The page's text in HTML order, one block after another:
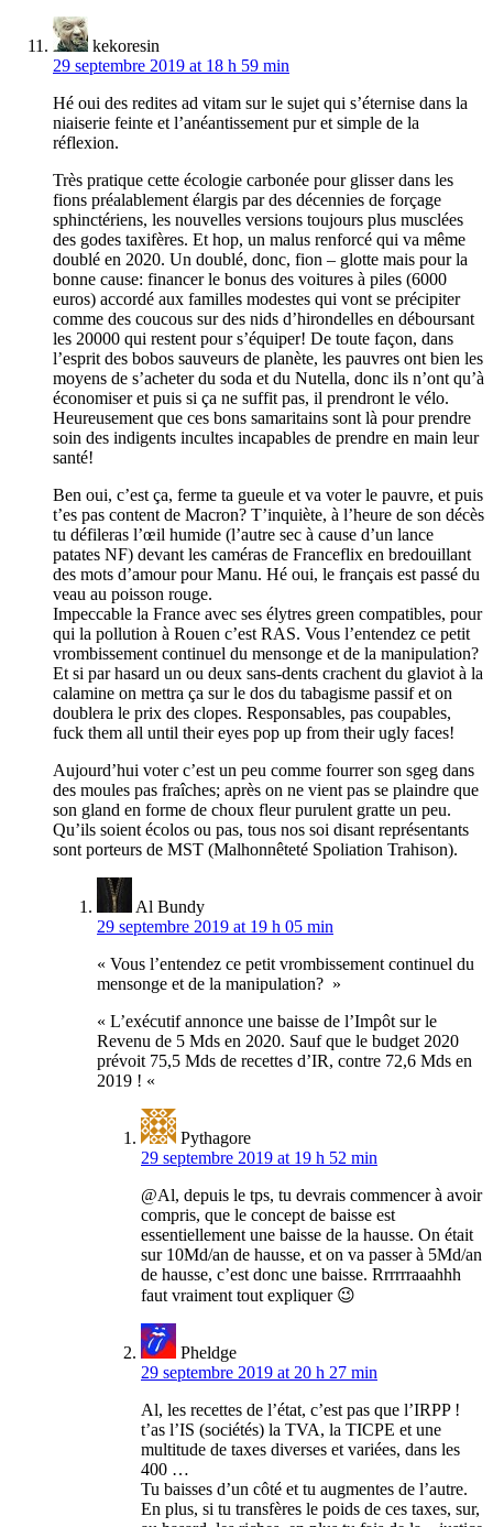
kekoresin
29 septembre 2019 at 18 h 59 min
Hé oui des redites ad vitam sur le sujet qui s’éternise dans la
niaiserie feinte et l’anéantissement pur et simple de la
réflexion.
Très pratique cette écologie carbonée pour glisser dans les
fions préalablement élargis par des décennies de forçage
sphinctériens, les nouvelles versions toujours plus musclées
des godes taxifères. Et hop, un malus renforcé qui va même
doublé en 2020. Un doublé, donc, fion – glotte mais pour la
bonne cause: financer le bonus des voitures à piles (6000
euros) accordé aux familles modestes qui vont se précipiter
comme des coucous sur des nids d’hirondelles en déboursant
les 20000 qui restent pour s’équiper! De toute façon, dans
l’esprit des bobos sauveurs de planète, les pauvres ont bien les
moyens de s’acheter du soda et du Nutella, donc ils n’ont qu’à
économiser et puis si ça ne suffit pas, il prendront le vélo.
Heureusement que ces bons samaritains sont là pour prendre
soin des indigents incultes incapables de prendre en main leur
santé!
Ben oui, c’est ça, ferme ta gueule et va voter le pauvre, et puis
t’es pas content de Macron? T’inquiète, à l’heure de son décès
tu défileras l’œil humide (l’autre sec à cause d’un lance
patates NF) devant les caméras de Franceflix en bredouillant
des mots d’amour pour Manu. Hé oui, le français est passé du
veau au poisson rouge.
Impeccable la France avec ses élytres green compatibles, pour
qui la pollution à Rouen c’est RAS. Vous l’entendez ce petit
vrombissement continuel du mensonge et de la manipulation?
Et si par hasard un ou deux sans-dents crachent du glaviot à la
calamine on mettra ça sur le dos du tabagisme passif et on
doublera le prix des clopes. Responsables, pas coupables,
fuck them all until their eyes pop up from their ugly faces!
Aujourd’hui voter c’est un peu comme fourrer son sgeg dans
des moules pas fraîches; après on ne vient pas se plaindre que
son gland en forme de choux fleur purulent gratte un peu.
Qu’ils soient écolos ou pas, tous nos soi disant représentants
sont porteurs de MST (Malhonnêteté Spoliation Trahison).
Al Bundy
29 septembre 2019 at 19 h 05 min
« Vous l’entendez ce petit vrombissement continuel du
mensonge et de la manipulation? »
« L’exécutif annonce une baisse de l’Impôt sur le
Revenu de 5 Mds en 2020. Sauf que le budget 2020
prévoit 75,5 Mds de recettes d’IR, contre 72,6 Mds en
2019 ! «
Pythagore
29 septembre 2019 at 19 h 52 min
@Al, depuis le tps, tu devrais commencer à avoir
compris, que le concept de baisse est
essentiellement une baisse de la hausse. On était
sur 10Md/an de hausse, et on va passer à 5Md/an
de hausse, c’est donc une baisse. Rrrrrraaahhh
faut vraiment tout expliquer 😉
Pheldge
29 septembre 2019 at 20 h 27 min
Al, les recettes de l’état, c’est pas que l’IRPP !
t’as l’IS (sociétés) la TVA, la TICPE et une
multitude de taxes diverses et variées, dans les
400 …
Tu baisses d’un côté et tu augmentes de l’autre.
En plus, si tu transfères le poids de ces taxes, sur,